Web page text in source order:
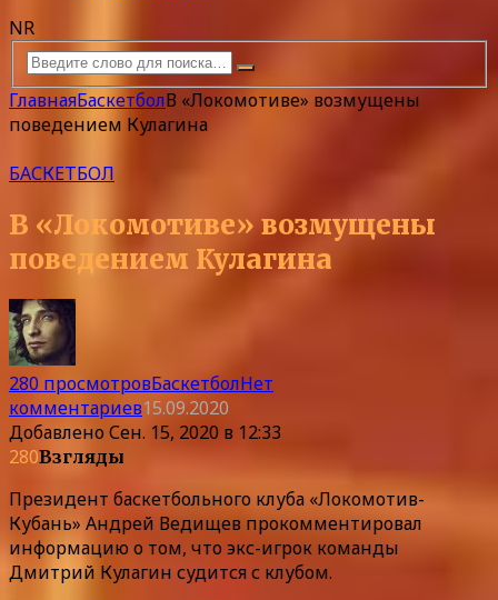
NR
ГлавнаяБаскетболВ «Локомотиве» возмущены
поведением Кулагина
БАСКЕТБОЛ
В «Локомотиве» возмущены
поведением Кулагина
280 просмотровБаскетболНет
комментариев15.09.2020
Добавлено Сен. 15, 2020 в 12:33
280Взгляды
Президент баскетбольного клуба «Локомотив-
Кубань» Андрей Ведищев прокомментировал
информацию о том, что экс-игрок команды
Дмитрий Кулагин судится с клубом.